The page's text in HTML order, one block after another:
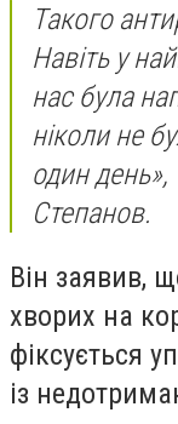
Такого
Навіть у
нас була
ніколи не
один
Степанов.
Він заявив,
хворих на
фіксується
із